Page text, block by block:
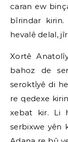
caran ew
bîrindar
hevalê delal,
Xortê
bahoz de
seroktîyê di
re qedexe
xebat kir. Li
serbixwe yên